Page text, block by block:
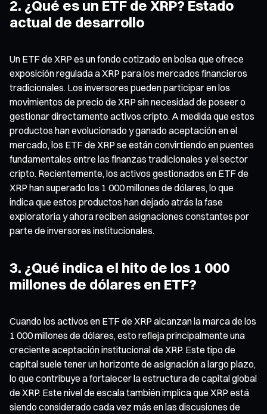
2. ¿Qué es un ETF de XRP? Estado
actual de desarrollo
Un ETF de XRP es un fondo cotizado en bolsa que ofrece
exposición regulada a XRP para los mercados financieros
tradicionales. Los inversores pueden participar en los
movimientos de precio de XRP sin necesidad de poseer o
gestionar directamente activos cripto. A medida que estos
productos han evolucionado y ganado aceptación en el
mercado, los ETF de XRP se están convirtiendo en puentes
fundamentales entre las finanzas tradicionales y el sector
cripto. Recientemente, los activos gestionados en ETF de
XRP han superado los 1 000 millones de dólares, lo que
indica que estos productos han dejado atrás la fase
exploratoria y ahora reciben asignaciones constantes por
parte de inversores institucionales.
3. ¿Qué indica el hito de los 1 000
millones de dólares en ETF?
Cuando los activos en ETF de XRP alcanzan la marca de los
1 000 millones de dólares, esto refleja principalmente una
creciente aceptación institucional de XRP. Este tipo de
capital suele tener un horizonte de asignación a largo plazo,
lo que contribuye a fortalecer la estructura de capital global
de XRP. Este nivel de escala también implica que XRP está
siendo considerado cada vez más en las discusiones de